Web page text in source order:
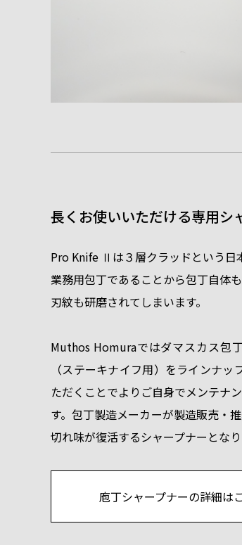
長くお使いいただける専用シ
Pro Knife Ⅱは３層クラッドという日
業務用包丁であることから包丁自体
刃紋も研磨されてしまいます。
Muthos Homuraではダマスカス包
（ステーキナイフ用）をラインナ
ただくことでよりご自身でメンテナ
す。包丁製造メーカーが製造販売・
切れ味が復活するシャープナーとなり
庖丁シャープナーの詳細は